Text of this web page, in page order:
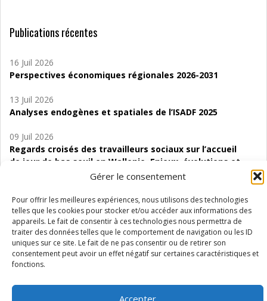
Gérer le consentement
Pour offrir les meilleures expériences, nous utilisons des technologies
telles que les cookies pour stocker et/ou accéder aux informations des
appareils. Le fait de consentir à ces technologies nous permettra de
traiter des données telles que le comportement de navigation ou les ID
uniques sur ce site. Le fait de ne pas consentir ou de retirer son
consentement peut avoir un effet négatif sur certaines caractéristiques et
fonctions.
Accepter
Publications récentes
16 Juil 2026
Perspectives économiques régionales 2026-2031
13 Juil 2026
Analyses endogènes et spatiales de l’ISADF 2025
09 Juil 2026
Regards croisés des travailleurs sociaux sur l’accueil
de jour de bas seuil en Wallonie. Enjeux, évolutions et
06 Juil 2026
Étude d’évaluabilité des Structures
d’accompagnement à l’autocréation d’emploi (SAACE)
01 Juil 2026
Pénurie du personnel infirmier :quels indicateurs
Wallonie ?